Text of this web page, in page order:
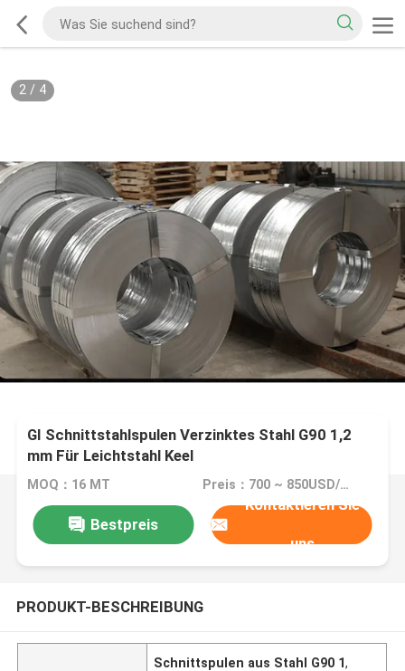
2/ 4
GI Schnittstahlspulen Verzinktes Stahl G90 1,2
mm Für Leichtstahl Keel
MOQ：16 MT Preis：700 ~ 850USD/MT
Bestpreis
Kontaktieren Sie
uns
PRODUKT-BESCHREIBUNG
Schnittspulen aus Stahl G90 1,